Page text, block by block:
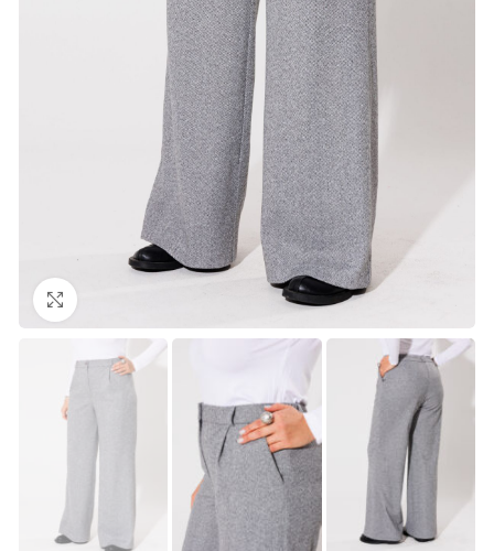
Нажмите, чтобы увеличить изображение